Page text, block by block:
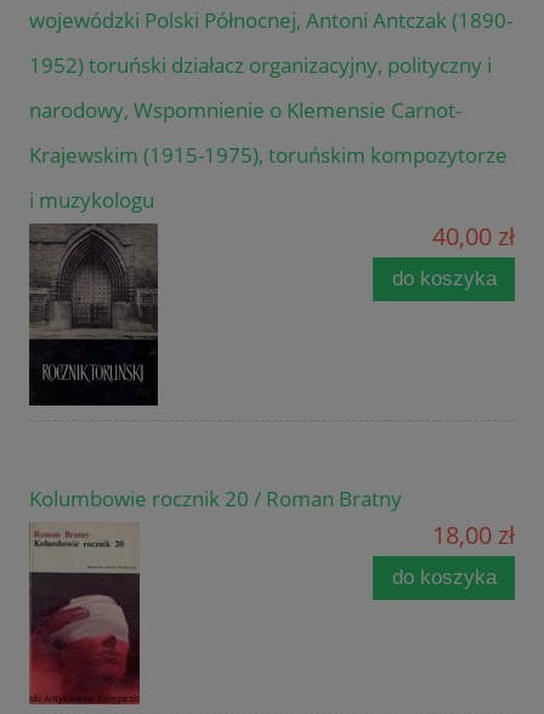
wojewódzki Polski Północnej, Antoni Antczak (1890-
1952) toruński działacz organizacyjny, polityczny i
narodowy, Wspomnienie o Klemensie Carnot-
Krajewskim (1915-1975), toruńskim kompozytorze
i muzykologu
40,00 zł
do koszyka
Kolumbowie rocznik 20 / Roman Bratny
18,00 zł
do koszyka